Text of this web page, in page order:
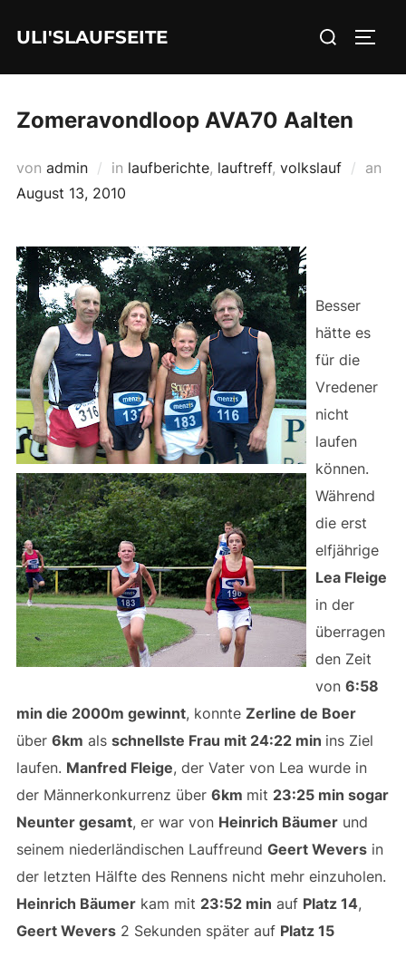
InhaltULI'SLAUFSEITE
Suchen
Zomeravondloop AVA70 Aalten
von admin in laufberichte, lauftreff, volkslauf an
August 13, 2010
Besser
hätte es
für die
Vredener
nicht
laufen
können.
Während
die erst
elfjährige
Lea Fleige
in der
überragen
den Zeit
von 6:58
min die 2000m gewinnt, konnte Zerline de Boer
über 6km als schnellste Frau mit 24:22 min ins Ziel
laufen. Manfred Fleige, der Vater von Lea wurde in
der Männerkonkurrenz über 6km mit 23:25 min sogar
Neunter gesamt, er war von Heinrich Bäumerund
seinem niederländischen Lauffreund Geert Weversin
der letzten Hälfte des Rennens nicht mehr einzuholen.
Heinrich Bäumerkam mit 23:52 min auf Platz 14,
Geert Wevers2 Sekunden später auf Platz 15